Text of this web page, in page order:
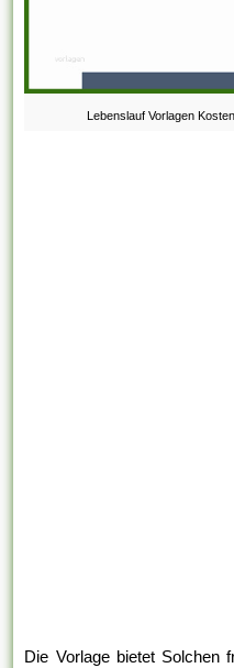
Lebenslauf Vorlagen
Die Vorlage bietet Solchen